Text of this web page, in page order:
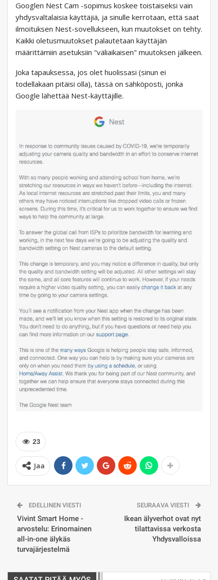
Googlen Nest Cam -sopimus koskee toistaiseksi vain
yhdysvaltalaisia ​​käyttäjiä, ja sinulle kerrotaan, että saat
ilmoituksen Nest-sovellukseen, kun muutokset on tehty.
Kaikki oletusmuutokset palautetaan käyttäjän
määrittämiin asetuksiin "väliaikaisen" muutoksen jälkeen.
Joka tapauksessa, jos olet huolissasi (sinun ei
todellakaan pitäisi olla), tässä on sähköposti, jonka
Google lähettää Nest-käyttäjille.
23
Jaa
EDELLINEN VIESTI
​Vivint Smart Home -
arvostelu: Erinomainen
all-in-one älykäs
turvajärjestelmä
SEURAAVA VIESTI
Ikean älyverhot ovat nyt
tilattavissa verkosta
Yhdysvalloissa